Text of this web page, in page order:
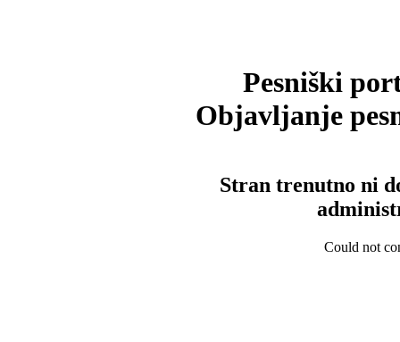
Pesniški
Objavljanje
Stran trenutno ni
Could not